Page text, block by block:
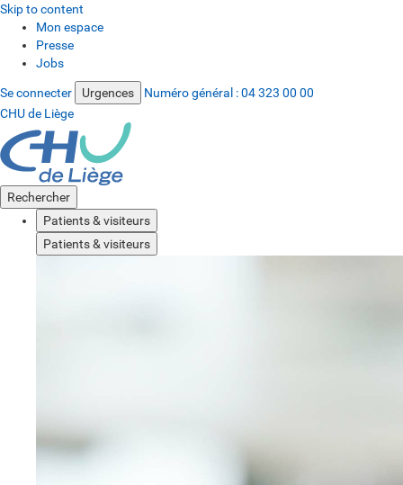
Skip to content
Mon espace
Presse
Jobs
Se connecter Urgences Numéro général :04 323 00 00
CHU de Liège
Rechercher
Patients & visiteurs
Patients & visiteurs